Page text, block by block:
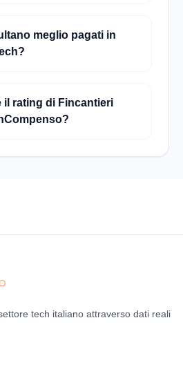
meglio pagati in
il rating di Fincantieri
tech italiano attraverso dati reali